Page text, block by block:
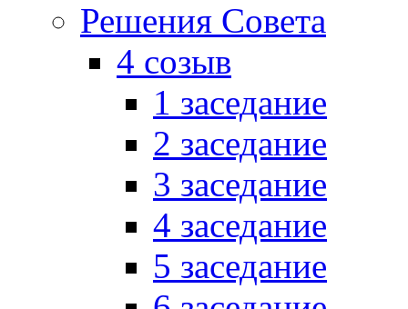
Решения Совета
4 созыв
1 заседание
2 заседание
3 заседание
4 заседание
5 заседание